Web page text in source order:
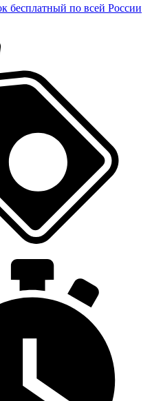
бесплатный по всей России